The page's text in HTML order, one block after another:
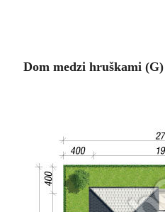
Dom medzi hruškami